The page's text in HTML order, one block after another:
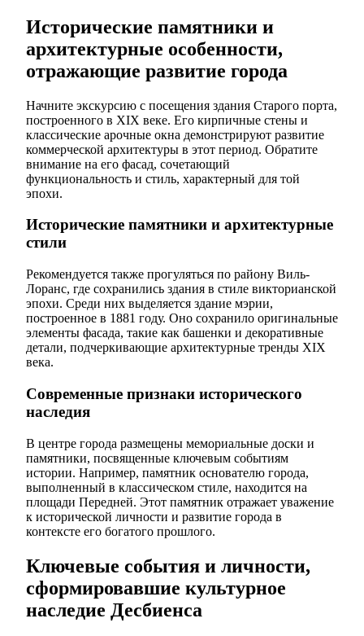
Исторические памятники и
архитектурные особенности,
отражающие развитие города
Начните экскурсию с посещения здания Старого порта,
построенного в XIX веке. Его кирпичные стены и
классические арочные окна демонстрируют развитие
коммерческой архитектуры в этот период. Обратите
внимание на его фасад, сочетающий
функциональность и стиль, характерный для той
эпохи.
Исторические памятники и архитектурные
стили
Рекомендуется также прогуляться по району Виль-
Лоранс, где сохранились здания в стиле викторианской
эпохи. Среди них выделяется здание мэрии,
построенное в 1881 году. Оно сохранило оригинальные
элементы фасада, такие как башенки и декоративные
детали, подчеркивающие архитектурные тренды XIX
века.
Современные признаки исторического
наследия
В центре города размещены мемориальные доски и
памятники, посвященные ключевым событиям
истории. Например, памятник основателю города,
выполненный в классическом стиле, находится на
площади Передней. Этот памятник отражает уважение
к исторической личности и развитие города в
контексте его богатого прошлого.
Ключевые события и личности,
сформировавшие культурное
наследие Десбиенса